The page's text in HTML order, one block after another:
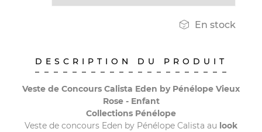
 En stock
DESCRIPTION DU PRODUIT
Veste de Concours Calista Eden by Pénélope Vieux
Rose - Enfant
Collections Pénélope
Veste de concours Eden by Pénélope Calista au look